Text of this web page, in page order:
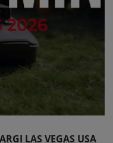
LAS VEGAS USA